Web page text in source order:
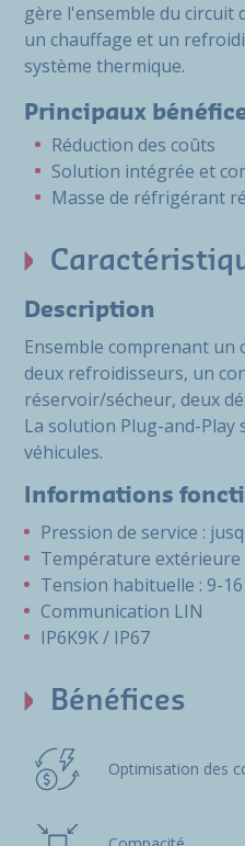
gère l'ensemble du
un chauffage et un
système thermique.
Principaux
Réduction des coûts
Solution intégrée et
Masse de réfrigérant
Description
Ensemble comprenant
deux refroidisseurs, un
réservoir/sécheur, deux
La solution Plug-and-Play
véhicules.
Informations
Pression de service :
Température extérieure
Tension habituelle : 9-
Communication LIN
IP6K9K / IP67
Bénéfices
Optimisation des